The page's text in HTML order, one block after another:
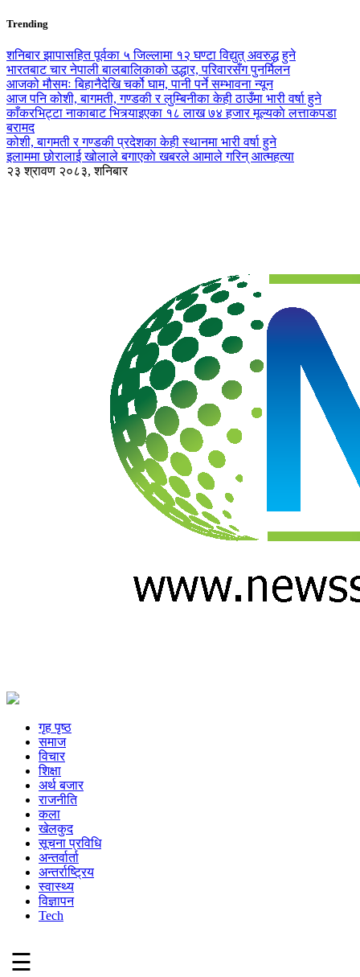
Trending
शनिबार झापासहित पूर्वका ५ जिल्लामा १२ घण्टा विद्युत् अवरुद्ध हुने
भारतबाट चार नेपाली बालबालिकाको उद्धार, परिवारसँग पुनर्मिलन
आजको मौसमः बिहानैदेखि चर्को घाम, पानी पर्ने सम्भावना न्यून
आज पनि कोशी, बागमती, गण्डकी र लुम्बिनीका केही ठाउँमा भारी वर्षा हुने
काँकरभिट्टा नाकाबाट भित्र्याइएका १८ लाख ७४ हजार मूल्यकाे लत्ताकपडा
बरामद
कोशी, बागमती र गण्डकी प्रदेशका केही स्थानमा भारी वर्षा हुने
इलाममा छोरालाई खोलाले बगाएकाे खबरले आमाले गरिन् आत्महत्या
२३ श्रावण २०८३, शनिबार
गृह पृष्ठ
समाज
विचार
शिक्षा
अर्थ बजार
राजनीति
कला
खेलकुद
सूचना प्रविधि
अन्तर्वार्ता
अन्तर्राष्ट्रिय
स्वास्थ्य
विज्ञापन
Tech
☰